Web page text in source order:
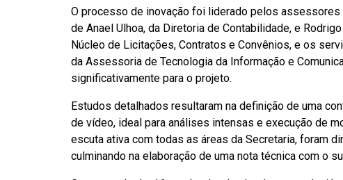
O processo de inovação foi liderado pelos
de Anael Ulhoa, da Diretoria de Contabilidade, e
Núcleo de Licitações, Contratos e Convênios, e os
da Assessoria de Tecnologia da Informação e
significativamente para o projeto.
Estudos detalhados resultaram na definição de uma
de vídeo, ideal para análises intensas e execução de
escuta ativa com todas as áreas da Secretaria, foram
culminando na elaboração de uma nota técnica com o